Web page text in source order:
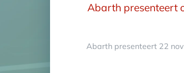
Abarth presenteert
Abarth presenteert 22